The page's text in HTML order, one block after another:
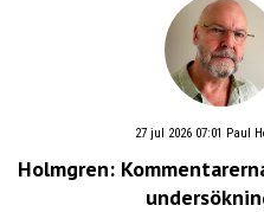
27 jul 2026 07:01 Paul
Holmgren: